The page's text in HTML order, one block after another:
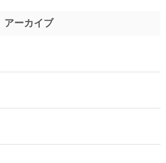
アーカイブ